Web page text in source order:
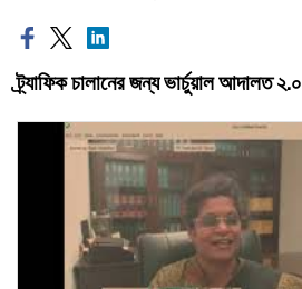
ট্র্যাফিক চালানের জন্য ভার্চুয়াল আদালত ২.০